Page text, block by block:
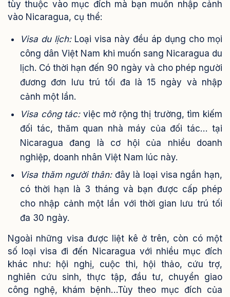
tùy thuộc vào mục đích mà bạn muốn nhập cảnh
vào Nicaragua, cụ thể:
Visa du lịch: Loại visa này đều áp dụng cho mọi
công dân Việt Nam khi muốn sang Nicaragua du
lịch. Có thời hạn đến 90 ngày và cho phép người
đương đơn lưu trú tối đa là 15 ngày và nhập
cảnh một lần.
Visa công tác:việc mở rộng thị trường, tìm kiếm
đối tác, thăm quan nhà máy của đối tác… tại
Nicaragua đang là cơ hội của nhiều doanh
nghiệp, doanh nhân Việt Nam lúc này.
Visa thăm người thân: đây là loại visa ngắn hạn,
có thời hạn là 3 tháng và bạn được cấp phép
cho nhập cảnh một lần với thời gian lưu trú tối
đa 30 ngày.
Ngoài những visa được liệt kê ở trên, còn có một
số loại visa đi đến Nicaragua với nhiều mục đích
khác như: hội nghị, cuộc thi, hội thảo, cứu trợ,
nghiên cứu sinh, thực tập, đầu tư, chuyển giao
công nghệ, khám bệnh…Tùy theo mục đích của